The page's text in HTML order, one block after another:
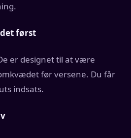
først
er designet til at være
før versene. Du får
indsats.